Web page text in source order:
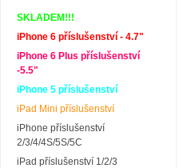
SKLADEM!!!
iPhone 6 příslušenství - 4.7"
iPhone 6 Plus příslušenství
-5.5"
iPhone 5 příslušenství
iPad Mini příslušenství
iPhone příslušenství
2/3/4/4S/5S/5C
iPad příslušenství 1/2/3